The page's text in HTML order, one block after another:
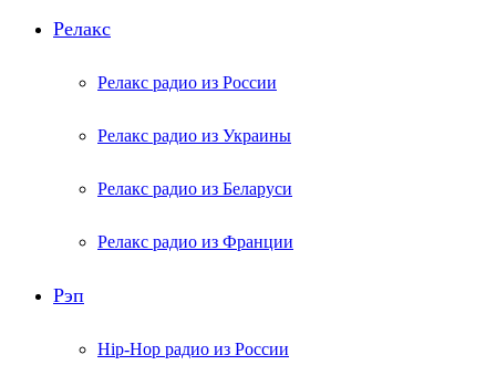
Релакс
Релакс радио из России
Релакс радио из Украины
Релакс радио из Беларуси
Релакс радио из Франции
Рэп
Hip-Hop радио из России